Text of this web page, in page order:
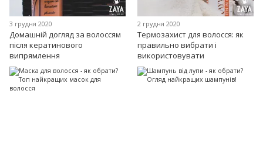
3 грудня 2020
Домашній догляд за волоссям
після кератинового
випрямлення
2 грудня 2020
Термозахист для волосся: як
правильно вибрати і
використовувати